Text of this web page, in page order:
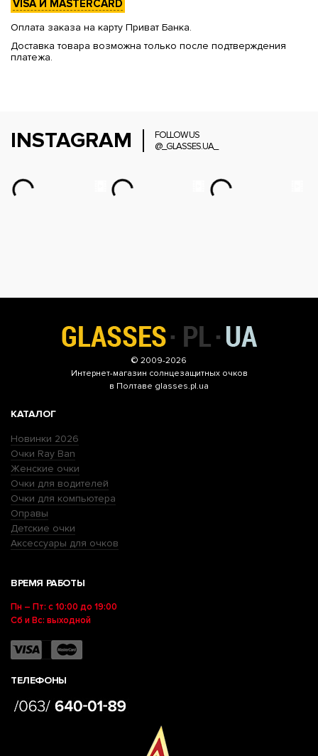
VISA И MASTERCARD
Оплата заказа на карту Приват Банка.
Доставка товара возможна только после подтверждения
платежа.
INSTAGRAM
FOLLOW US
@_GLASSES.UA_
© 2009-2026
Интернет-магазин солнцезащитных очков
в Полтаве glasses.pl.ua
КАТАЛОГ
Новинки 2026
Очки Ray Ban
Женские очки
Очки для водителей
Очки для компьютера
Оправы
Детские очки
Аксессуары для очков
ВРЕМЯ РАБОТЫ
Пн – Пт: с 10:00 до 19:00
Сб и Вс: выходной
ТЕЛЕФОНЫ